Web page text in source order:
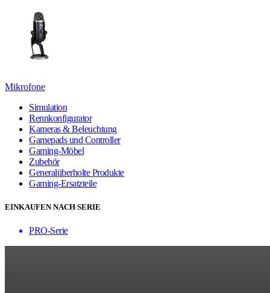
Mikrofone
Simulation
Rennkonfigurator
Kameras & Beleuchtung
Gamepads und Controller
Gaming-Möbel
Zubehör
Generalüberholte Produkte
Gaming-Ersatzteile
EINKAUFEN NACH SERIE
PRO-Serie